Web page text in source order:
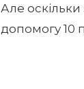
Але
допомогу 10